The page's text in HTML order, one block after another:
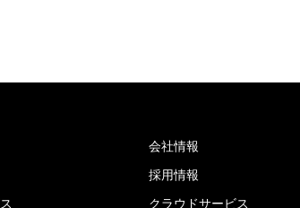
会社情報
採用情報
クラウドサービス